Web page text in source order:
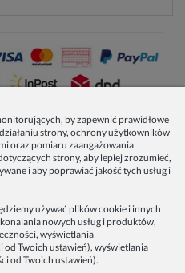
by zapewnić prawidłowe
strony, ochrony użytkowników
oraz pomiaru zaangażowania
strony, aby lepiej zrozumieć,
i aby poprawiać jakość tych usług i
używać plików cookie i innych
nowych usług i produktów,
wyświetlania
Twoich ustawień), wyświetlania
od Twoich ustawień).